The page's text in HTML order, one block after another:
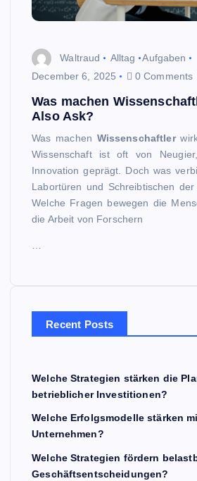
Waltraud Alltag
Aufgaben
December 6, 2025
0 Comments
Was machen
Also Ask?
Was machen Wissenschaftler
Wissenschaft ist oft von
Innovation geprägt. Doch was
Labortüren und Schreibtischen der
Welche Fragen bewegen die
die Arbeit von Forschern
…
Recent Posts
Welche Strategien stärken die
betrieblicher Investitionen?
Welche Erfolgsmodelle stärken
Unternehmen?
Welche Strategien fördern
Geschäftsentscheidungen?